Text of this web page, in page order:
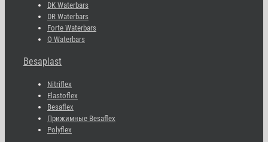
DK Waterbars
DR Waterbars
Forte Waterbars
O Waterbars
Besaplast
Nitriflex
Elastoflex
Besaflex
Прижимные Besaflex
Polyflex